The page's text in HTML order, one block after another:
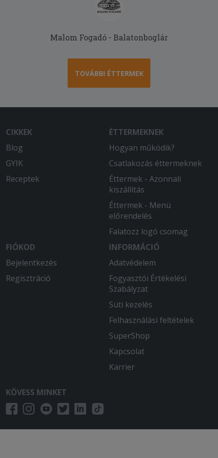
2025-06-18 - Zoltánné:
gyors, pontos szálítá s finom
Malom Fogadó - Balatonboglár
TOVÁBBI ÉTTERMEK
CIKKEK
Blog
GYIK
Receptek
ÉTTERMEKNEK
Hogyan működik?
Csatlakozás éttermeknek
Éttermek - Azonnali
kiszállítás
Éttermek - Menü
előrendelés
Falatozz logó csomag
FIÓKOD
Bejelentkezés
Regisztráció
INFORMÁCIÓ
Adatvédelem
Fogyasztói Értékelési
Szabályzat
Süti kezelés
Felhasználási feltételek
SuperShop
Kapcsolat
Karrier
KÖVESS MINKET